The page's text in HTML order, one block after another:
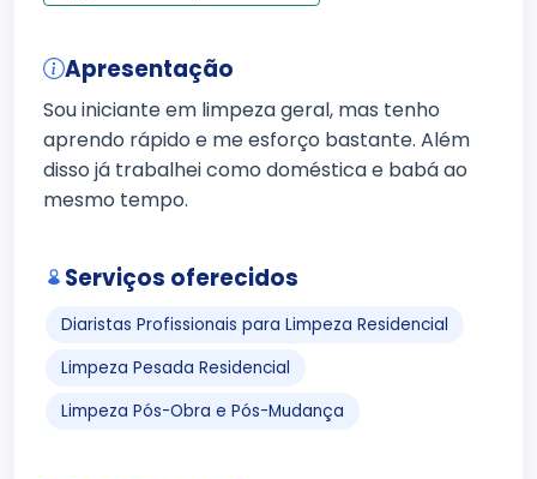
Apresentação
Sou iniciante em limpeza geral, mas tenho
aprendo rápido e me esforço bastante. Além
disso já trabalhei como doméstica e babá ao
mesmo tempo.
Serviços oferecidos
Diaristas Profissionais para Limpeza Residencial
Limpeza Pesada Residencial
Limpeza Pós-Obra e Pós-Mudança